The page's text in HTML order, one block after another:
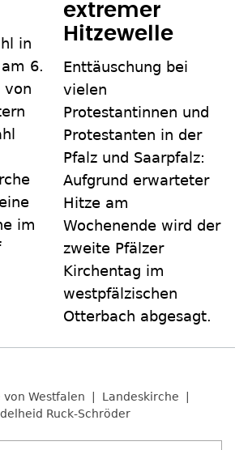
in
6.
von
im
extremer
Hitzewelle
Enttäuschung bei
vielen
Protestantinnen und
Protestanten in der
Pfalz und Saarpfalz:
Aufgrund erwarteter
Hitze am
Wochenende wird der
zweite Pfälzer
Kirchentag im
westpfälzischen
Otterbach abgesagt.
von Westfalen
Landeskirche
Ruck-Schröder